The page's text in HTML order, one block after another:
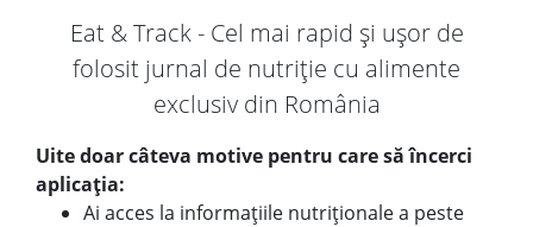
Eat & Track - Cel mai rapid și ușor de
folosit jurnal de nutriție cu alimente
exclusiv din România
Uite doar câteva motive pentru care să încerci
aplicația:
Ai acces la informațiile nutriționale a peste